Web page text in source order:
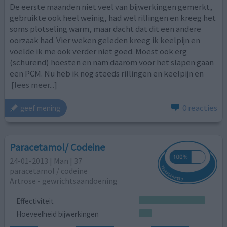
De eerste maanden niet veel van bijwerkingen gemerkt,
gebruikte ook heel weinig, had wel rillingen en kreeg het
soms plotseling warm, maar dacht dat dit een andere
oorzaak had. Vier weken geleden kreeg ik keelpijn en
voelde ik me ook verder niet goed. Moest ook erg
(schurend) hoesten en nam daarom voor het slapen gaan
een PCM. Nu heb ik nog steeds rillingen en keelpijn en
[lees meer...]
geef mening 0 reacties
Paracetamol/ Codeine
24-01-2013 | Man | 37
paracetamol / codeine
Artrose - gewrichtsaandoening
Effectiviteit
Hoeveelheid bijwerkingen